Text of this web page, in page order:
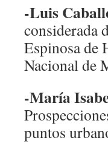
-Luis
considerada
Espinosa de
Nacional de
-María
puntos